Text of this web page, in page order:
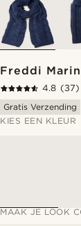
Freddi
4.8 (37)
Gratis Verzending
KIES EEN KLEUR
MAAK JE LOOK